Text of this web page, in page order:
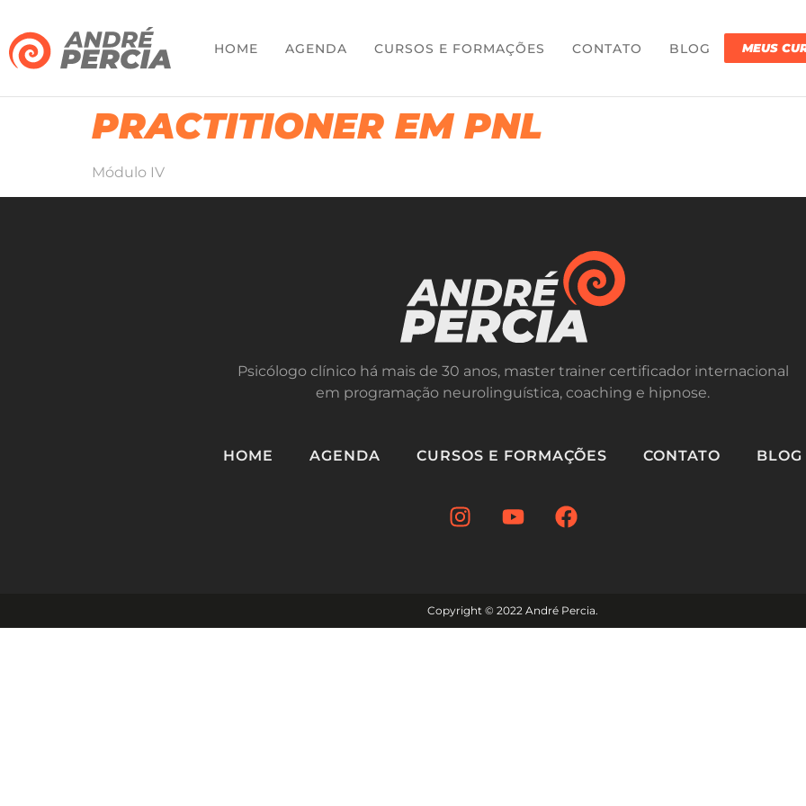
HOME AGENDA CURSOS E FORMAÇÕES CONTATO BLOG MEUS
PRACTITIONER EM PNL
Módulo IV
Psicólogo clínico há mais de 30 anos, master trainer certificador internacional
em programação neurolinguística, coaching e hipnose.
HOME AGENDA CURSOS E FORMAÇÕES CONTATO BLOG
Copyright © 2022 André Percia.